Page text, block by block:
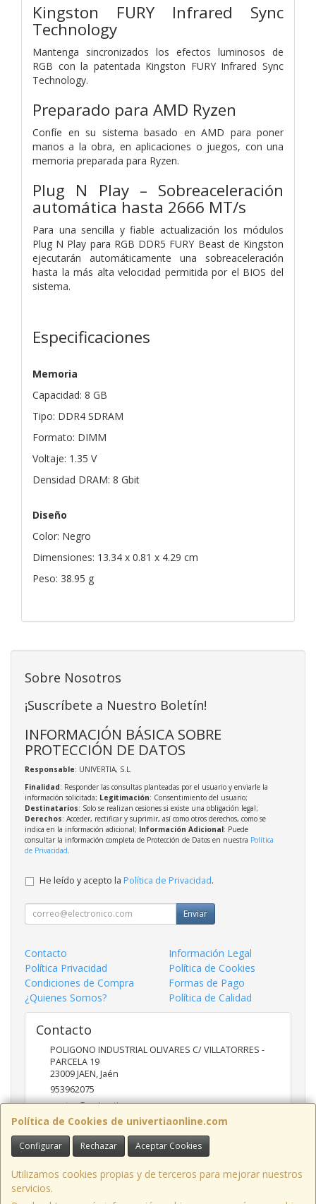
Kingston FURY Infrared Sync
Technology
Mantenga sincronizados los efectos luminosos de
RGB con la patentada Kingston FURY Infrared Sync
Technology.
Preparado para AMD Ryzen
Confíe en su sistema basado en AMD para poner
manos a la obra, en aplicaciones o juegos, con una
memoria preparada para Ryzen.
Plug N Play – Sobreaceleración
automática hasta 2666 MT/s
Para una sencilla y fiable actualización los módulos
Plug N Play para RGB DDR5 FURY Beast de Kingston
ejecutarán automáticamente una sobreaceleración
hasta la más alta velocidad permitida por el BIOS del
sistema.
Especificaciones
Memoria
Capacidad: 8 GB
Tipo: DDR4 SDRAM
Formato: DIMM
Voltaje: 1.35 V
Densidad DRAM: 8 Gbit
Diseño
Color: Negro
Dimensiones: 13.34 x 0.81 x 4.29 cm
Peso: 38.95 g
Política de Cookies de univertiaonline.com
Configurar Rechazar Aceptar Cookies
Utilizamos cookies propias y de terceros para mejorar nuestros
servicios.
Sobre Nosotros
¡Suscríbete a Nuestro Boletín!
INFORMACIÓN BÁSICA SOBRE
PROTECCIÓN DE DATOS
Responsable: UNIVERTIA, S.L.
Finalidad: Responder las consultas planteadas por el usuario y enviarle la
información solicitada; Legitimación: Consentimiento del usuario;
Destinatarios: Solo se realizan cesiones si existe una obligación legal;
Derechos: Acceder, rectificar y suprimir, así como otros derechos, como se
indica en la información adicional; Información Adicional: Puede
consultar la información completa de Protección de Datos en nuestra Política
de Privacidad
He leído y acepto la Política de Privacidad.
Enviar
Contacto
Información Legal
Política Privacidad
Política de Cookies
Condiciones de Compra
Formas de Pago
¿Quienes Somos?
Política de Calidad
Contacto
POLIGONO INDUSTRIAL OLIVARES C/ VILLATORRES -
PARCELA 19
23009JAEN,Jaén
953962075
ventas@univertia.es
Horario
09:30 -14:00 Y 16:30- 20:00 HORAS